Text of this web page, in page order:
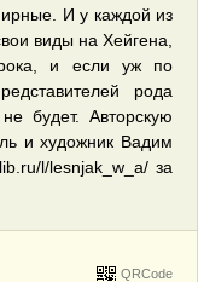
И у каждой из
виды на Хейгена,
и если уж по
рода
будет. Авторскую
и художник Вадим
l/lesnjak_w_a/ за
QRCode